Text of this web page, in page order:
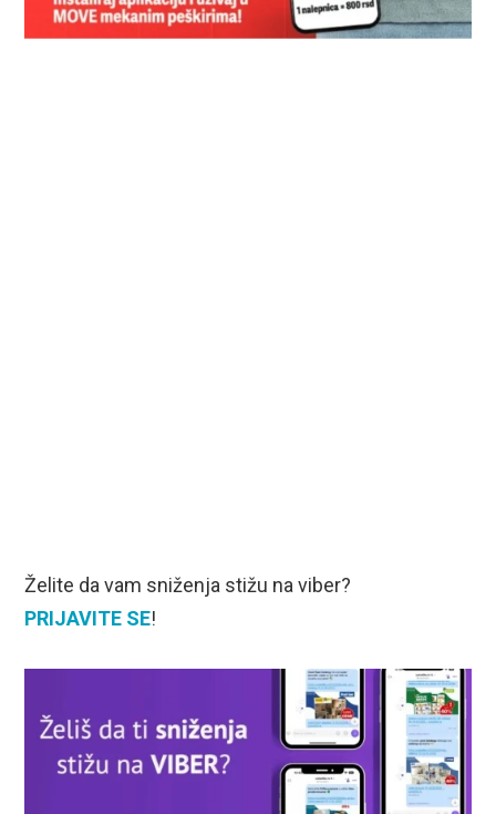
Želite da vam sniženja stižu na viber?
PRIJAVITE SE!